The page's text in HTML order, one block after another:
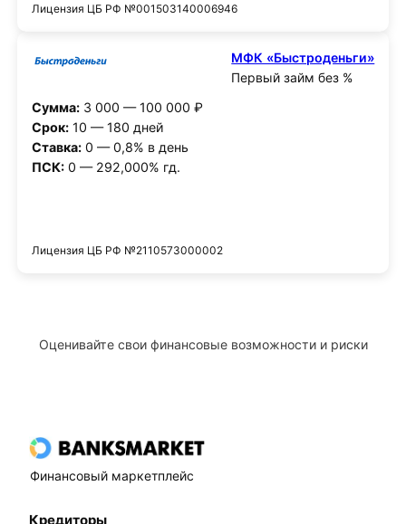
Лицензия ЦБ РФ №001503140006946
МФК «Быстроденьги»
Первый займ без %
Сумма:3 000 — 100 000 ₽
Срок:10 — 180 дней
Ставка:0 — 0,8% в день
ПСК:0 — 292,000% гд.
Лицензия ЦБ РФ №2110573000002
Оценивайте свои финансовые возможности и риски
Финансовый маркетплейс
Кредиторы